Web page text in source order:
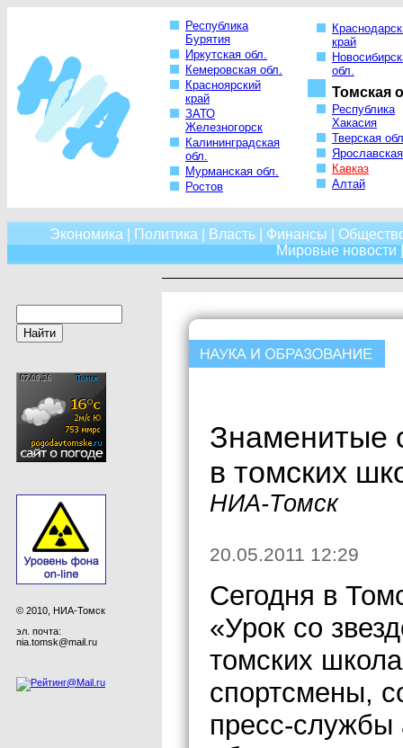
Республика
Бурятия
Иркутская обл.
Кемеровская обл.
Красноярский
край
ЗАТО
Железногорск
Калининградская
обл.
Мурманская обл.
Ростов
край
обл.
Томская
Республика
Хакасия
Тверская
Кавказ
Алтай
Экономика Политика Власть Финансы
Мировые новости
© 2010, НИА-Томск
эл. почта:
nia.tomsk@mail.ru
Знаменитые
в томских
НИА-Томск
20.05.2011 12:29
Сегодня в
«Урок со
томских
спортсмены,
пресс-службы